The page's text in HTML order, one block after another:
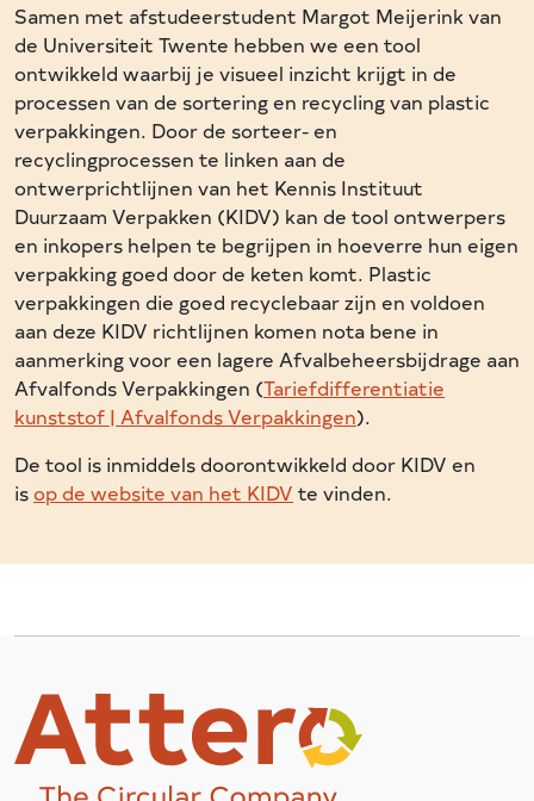
Samen met afstudeerstudent Margot Meijerink van
de Universiteit Twente hebben we een tool
ontwikkeld waarbij je visueel inzicht krijgt in de
processen van de sortering en recycling van plastic
verpakkingen. Door de sorteer- en
recyclingprocessen te linken aan de
ontwerprichtlijnen van het Kennis Instituut
Duurzaam Verpakken (KIDV) kan de tool ontwerpers
en inkopers helpen te begrijpen in hoeverre hun eigen
verpakking goed door de keten komt. Plastic
verpakkingen die goed recyclebaar zijn en voldoen
aan deze KIDV richtlijnen komen nota bene in
aanmerking voor een lagere Afvalbeheersbijdrage aan
Afvalfonds Verpakkingen (Tariefdifferentiatie
kunststof | Afvalfonds Verpakkingen).
De tool is inmiddels doorontwikkeld door KIDV en
is op de website van het KIDV te vinden.